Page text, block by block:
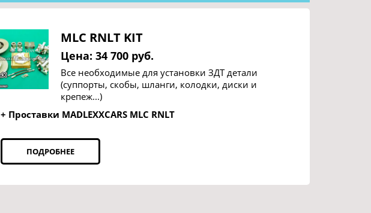
MLC RNLT KIT
Цена: 34 700 руб.
Все необходимые для установки ЗДТ детали
(суппорты, скобы, шланги, колодки, диски и
крепеж...)
+ Проставки MADLEXXCARS MLC RNLT
ПОДРОБНЕЕ